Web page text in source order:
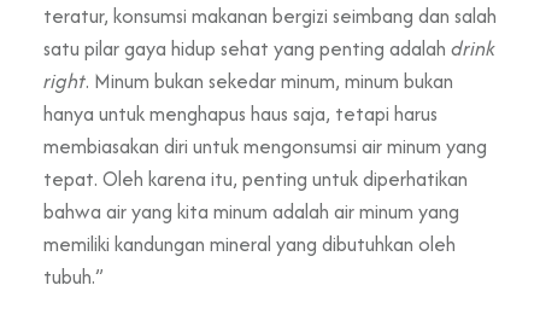
teratur, konsumsi makanan bergizi seimbang dan salah
satu pilar gaya hidup sehat yang penting adalah drink
right. Minum bukan sekedar minum, minum bukan
hanya untuk menghapus haus saja, tetapi harus
membiasakan diri untuk mengonsumsi air minum yang
tepat. Oleh karena itu, penting untuk diperhatikan
bahwa air yang kita minum adalah air minum yang
memiliki kandungan mineral yang dibutuhkan oleh
tubuh.”